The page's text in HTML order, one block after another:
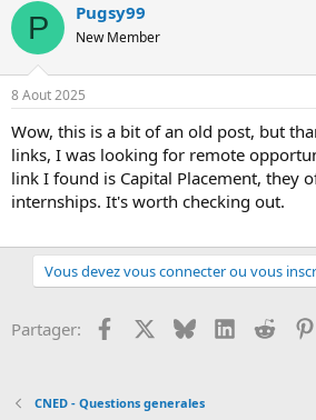
P Pugsy99
New Member
8 Aout 2025
Wow, this is a bit of an old post, but
links, I was looking for remote
link I found is Capital Placement, they
internships. It's worth checking out.
Vous devez vous connecter ou vous
Partager: Facebook BlueskyLinkedInReddit
CNED - Questions generales